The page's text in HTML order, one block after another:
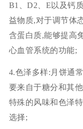
B1、D2、E以及钙
益物质,对于调节体
含蛋白质,能够提高
心血管系统的功能;
4.色泽多样:月饼通
要来自于糖分和其
特殊的风味和色泽
选择;